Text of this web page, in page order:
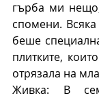
гърба ми
спомени.
беше
плитките,
отрязала на
Живка: В